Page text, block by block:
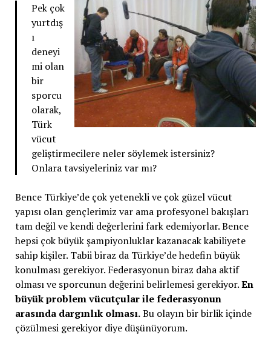
Pek çok
yurtdış
ı
deneyi
mi olan
bir
sporcu
olarak,
Türk
vücut
geliştirmecilere neler söylemek istersiniz?
Onlara tavsiyeleriniz var mı?
Bence Türkiye’de çok yetenekli ve çok güzel vücut
yapısı olan gençlerimiz var ama profesyonel bakışları
tam değil ve kendi değerlerini fark edemiyorlar. Bence
hepsi çok büyük şampiyonluklar kazanacak kabiliyete
sahip kişiler. Tabii biraz da Türkiye’de hedefin büyük
konulması gerekiyor. Federasyonun biraz daha aktif
olması ve sporcunun değerini belirlemesi gerekiyor.En
büyük problem vücutçular ile federasyonun
arasında dargınlık olması.Bu olayın bir birlik içinde
çözülmesi gerekiyor diye düşünüyorum.